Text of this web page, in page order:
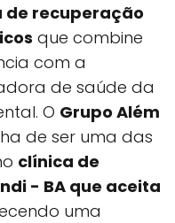
de recuperação
que combine
com a
de saúde da
O Grupo Além
de ser uma das
clínica de
- BA que aceita
uma